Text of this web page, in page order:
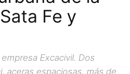
Fe y
Excacivil. Dos
aceras espaciosas, más de